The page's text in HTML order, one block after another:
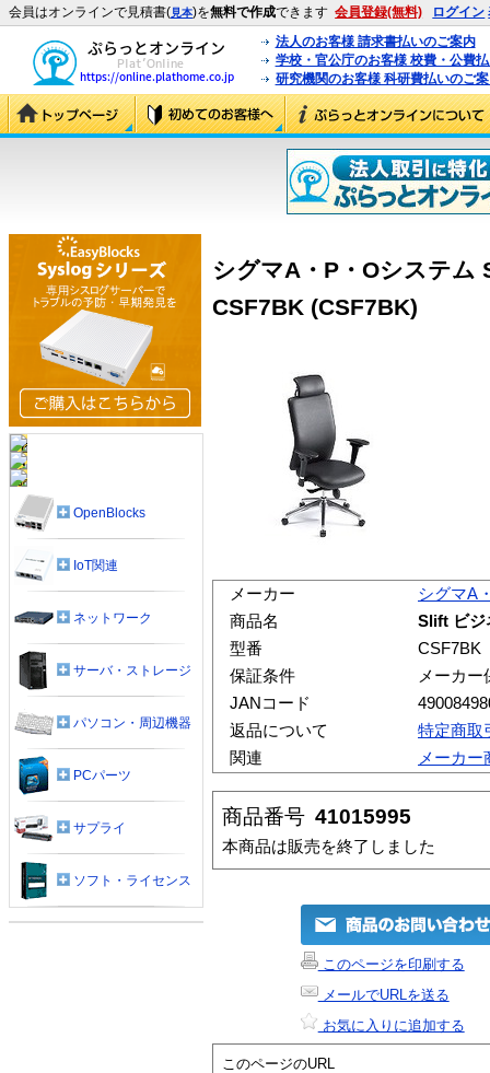
会員はオンラインで見積書(見本)を無料で作成できます 会員登録(無料) ログイン
法人のお客様 請求書払いのご案内
学校・官公庁のお客様 校費・公費
研究機関のお客様 科研費払いのご
シグマA・P・Oシステ
CSF7BK (CSF7BK)
メーカー
シグマA
商品名
Slift ビジ
型番
CSF7BK
保証条件
メーカー
JANコード
返品について
特定商取
関連
メーカー
商品番号 41015995
本商品は販売を終了しました
このページを印刷する
メールでURLを送る
お気に入りに追加する
このページのURL
OpenBlocks
IoT関連
ネットワーク
サーバ・ストレージ
パソコン・周辺機器
PCパーツ
サプライ
ソフト・ライセンス